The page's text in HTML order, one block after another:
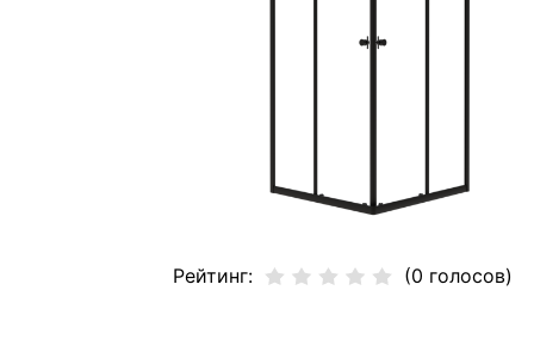
Рейтинг: (0 голосов)